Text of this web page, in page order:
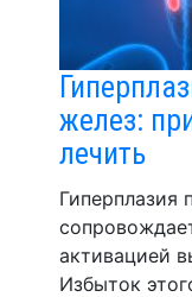
желез:
лечить
Гиперплазия
активацией
Избыток